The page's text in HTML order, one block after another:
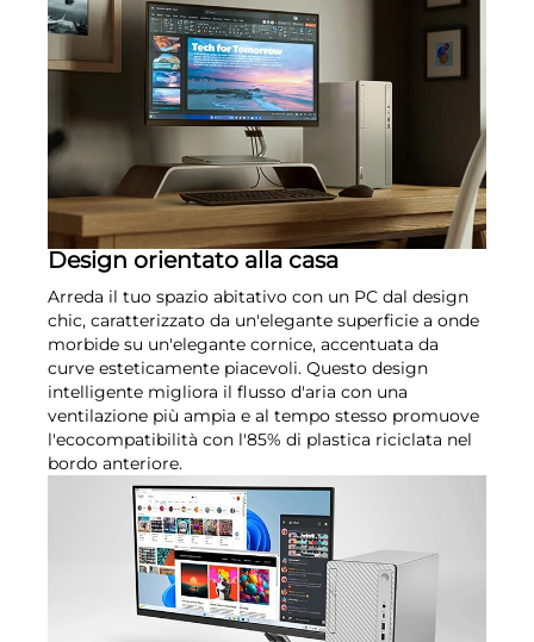
Design orientato alla casa
Arreda il tuo spazio abitativo con un PC dal design
chic, caratterizzato da un'elegante superficie a onde
morbide su un'elegante cornice, accentuata da
curve esteticamente piacevoli. Questo design
intelligente migliora il flusso d'aria con una
ventilazione più ampia e al tempo stesso promuove
l'ecocompatibilità con l'85% di plastica riciclata nel
bordo anteriore.